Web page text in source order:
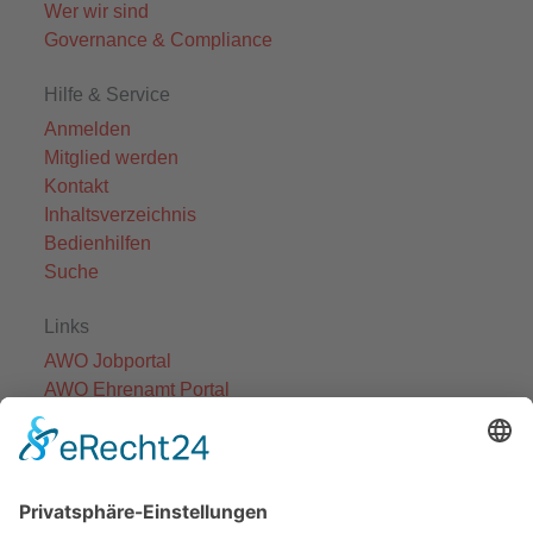
Wer wir sind
Governance & Compliance
Hilfe & Service
Anmelden
Mitglied werden
Kontakt
Inhaltsverzeichnis
Bedienhilfen
Suche
Links
AWO Jobportal
AWO Ehrenamt Portal
AWO Schulgesundheitsfachkräfte
AWO Bundesverband
AWO Pflegeberatung